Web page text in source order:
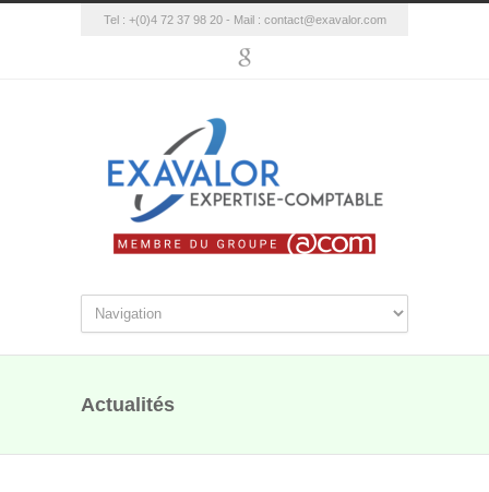
Tel : +(0)4 72 37 98 20 - Mail : contact@exavalor.com
Actualités